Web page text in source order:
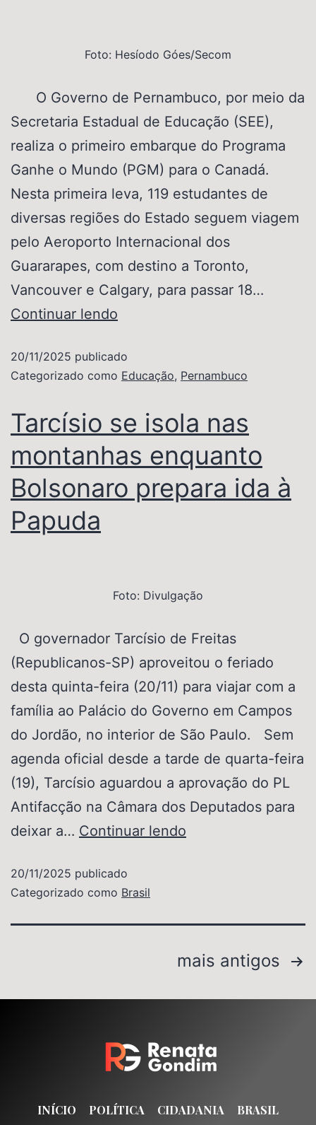
Foto: Hesíodo Góes/Secom
O Governo de Pernambuco, por meio da
Secretaria Estadual de Educação (SEE),
realiza o primeiro embarque do Programa
Ganhe o Mundo (PGM) para o Canadá.
Nesta primeira leva, 119 estudantes de
diversas regiões do Estado seguem viagem
pelo Aeroporto Internacional dos
Guararapes, com destino a Toronto,
Vancouver e Calgary, para passar 18…
Continuar lendo
20/11/2025 publicado
Categorizado como Educação, Pernambuco
Tarcísio se isola nas
montanhas enquanto
Bolsonaro prepara ida à
Papuda
Foto: Divulgação
O governador Tarcísio de Freitas
(Republicanos-SP) aproveitou o feriado
desta quinta-feira (20/11) para viajar com a
família ao Palácio do Governo em Campos
do Jordão, no interior de São Paulo. Sem
agenda oficial desde a tarde de quarta-feira
(19), Tarcísio aguardou a aprovação do PL
Antifacção na Câmara dos Deputados para
deixar a… Continuar lendo
20/11/2025 publicado
Categorizado como Brasil
mais antigos
INÍCIO POLÍTICA CIDADANIA BRASIL